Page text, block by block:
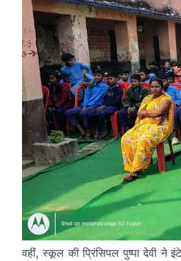
वहीं, स्कूल की प्रिंसिपल पुष्पा देवी ने